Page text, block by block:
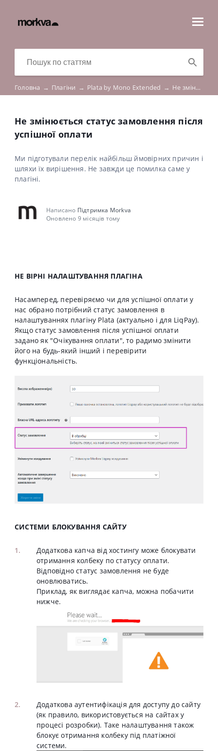
Головна → Плагіни → Plata by Mono Extended → Не змінюється статус замовлення після успішної оплати
Не змінюється статус замовлення після
успішної оплати
Ми підготували перелік найбільш ймовірних причин і
шляхи їх вирішення. Не завжди це помилка саме у
плагіні.
Написано Підтримка Morkva
Оновлено 9 місяців тому
НЕ ВІРНІ НАЛАШТУВАННЯ ПЛАГІНА
Насамперед, перевіряємо чи для успішної оплати у
нас обрано потрібний статус замовлення в
налаштуваннях плагіну Plata (актуально і для LiqPay).
Якщо статус замовлення після успішної оплати
задано як "Очікування оплати", то радимо змінити
його на будь-який інший і перевірити
функціональність.
СИСТЕМИ БЛОКУВАННЯ САЙТУ
Додаткова капча від хостингу може блокувати
отримання колбеку по статусу оплати.
Відповідно статус замовлення не буде
оновлюватись.
Приклад, як виглядає капча, можна побачити
нижче.
Додаткова аутентифікація для доступу до сайту
(як правило, використовується на сайтах у
процесі розробки). Таке налаштування також
блокує отримання колбеку під платіжної
системи.